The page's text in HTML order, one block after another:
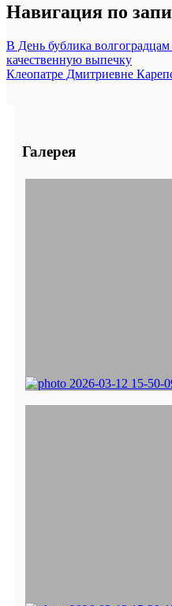
Навигация по
В День бублика волгоградцам
качественную выпечку
Клеопатре Дмитриевне
Галерея